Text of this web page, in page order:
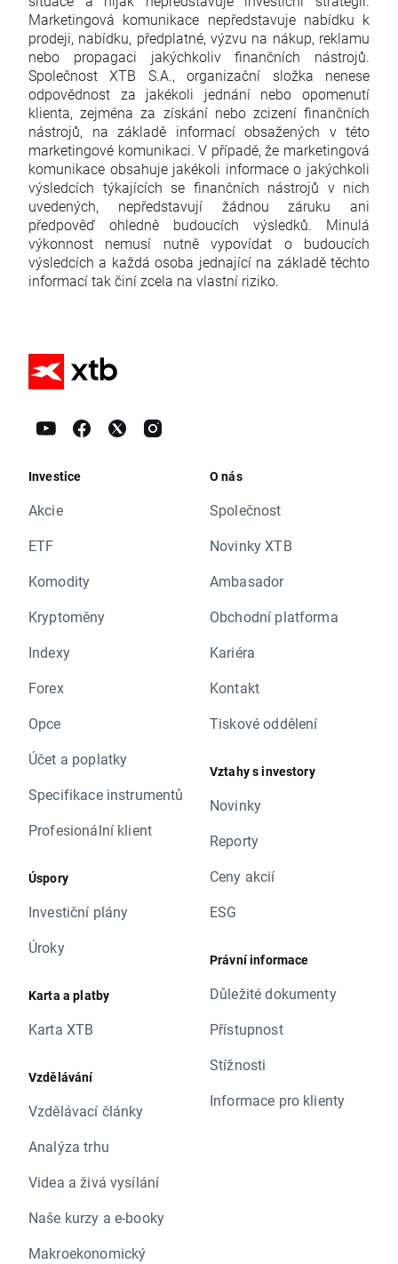
Marketingová komunikace nepředstavuje nabídku k
prodeji, nabídku, předplatné, výzvu na nákup, reklamu
nebo propagaci jakýchkoliv finančních nástrojů.
Společnost XTB S.A., organizační složka nenese
odpovědnost za jakékoli jednání nebo opomenutí
klienta, zejména za získání nebo zcizení finančních
nástrojů, na základě informací obsažených v této
marketingové komunikaci. V případě, že marketingová
komunikace obsahuje jakékoli informace o jakýchkoli
výsledcích týkajících se finančních nástrojů v nich
uvedených, nepředstavují žádnou záruku ani
předpověď ohledně budoucích výsledků. Minulá
výkonnost nemusí nutně vypovídat o budoucích
výsledcích a každá osoba jednající na základě těchto
informací tak činí zcela na vlastní riziko.
Investice
Akcie
ETF
Komodity
Kryptoměny
Indexy
Forex
Opce
Účet a poplatky
Specifikace instrumentů
Profesionální klient
Úspory
Investiční plány
Úroky
Karta a platby
Karta XTB
Vzdělávání
Vzdělávací články
Analýza trhu
Videa a živá vysílání
Naše kurzy a e-booky
Makroekonomický
O nás
Společnost
Novinky XTB
Ambasador
Obchodní platforma
Kariéra
Kontakt
Tiskové oddělení
Vztahy s investory
Novinky
Reporty
Ceny akcií
ESG
Právní informace
Důležité dokumenty
Přístupnost
Stížnosti
Informace pro klienty